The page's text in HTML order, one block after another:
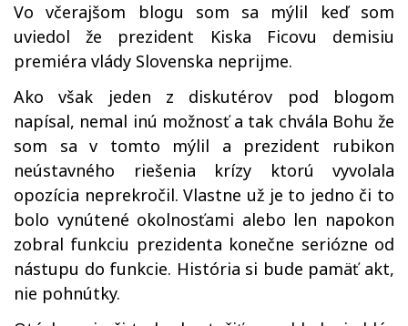
Vo včerajšom blogu som sa mýlil keď som
uviedol že prezident Kiska Ficovu demisiu
premiéra vlády Slovenska neprijme.
Ako však jeden z diskutérov pod blogom
napísal, nemal inú možnosť a tak chvála Bohu že
som sa v tomto mýlil a prezident rubikon
neústavného riešenia krízy ktorú vyvolala
opozícia neprekročil. Vlastne už je to jedno či to
bolo vynútené okolnosťami alebo len napokon
zobral funkciu prezidenta konečne seriózne od
nástupu do funkcie. História si bude pamäť akt,
nie pohnútky.